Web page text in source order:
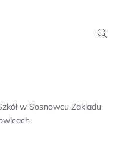
w Sosnowcu Zakladu